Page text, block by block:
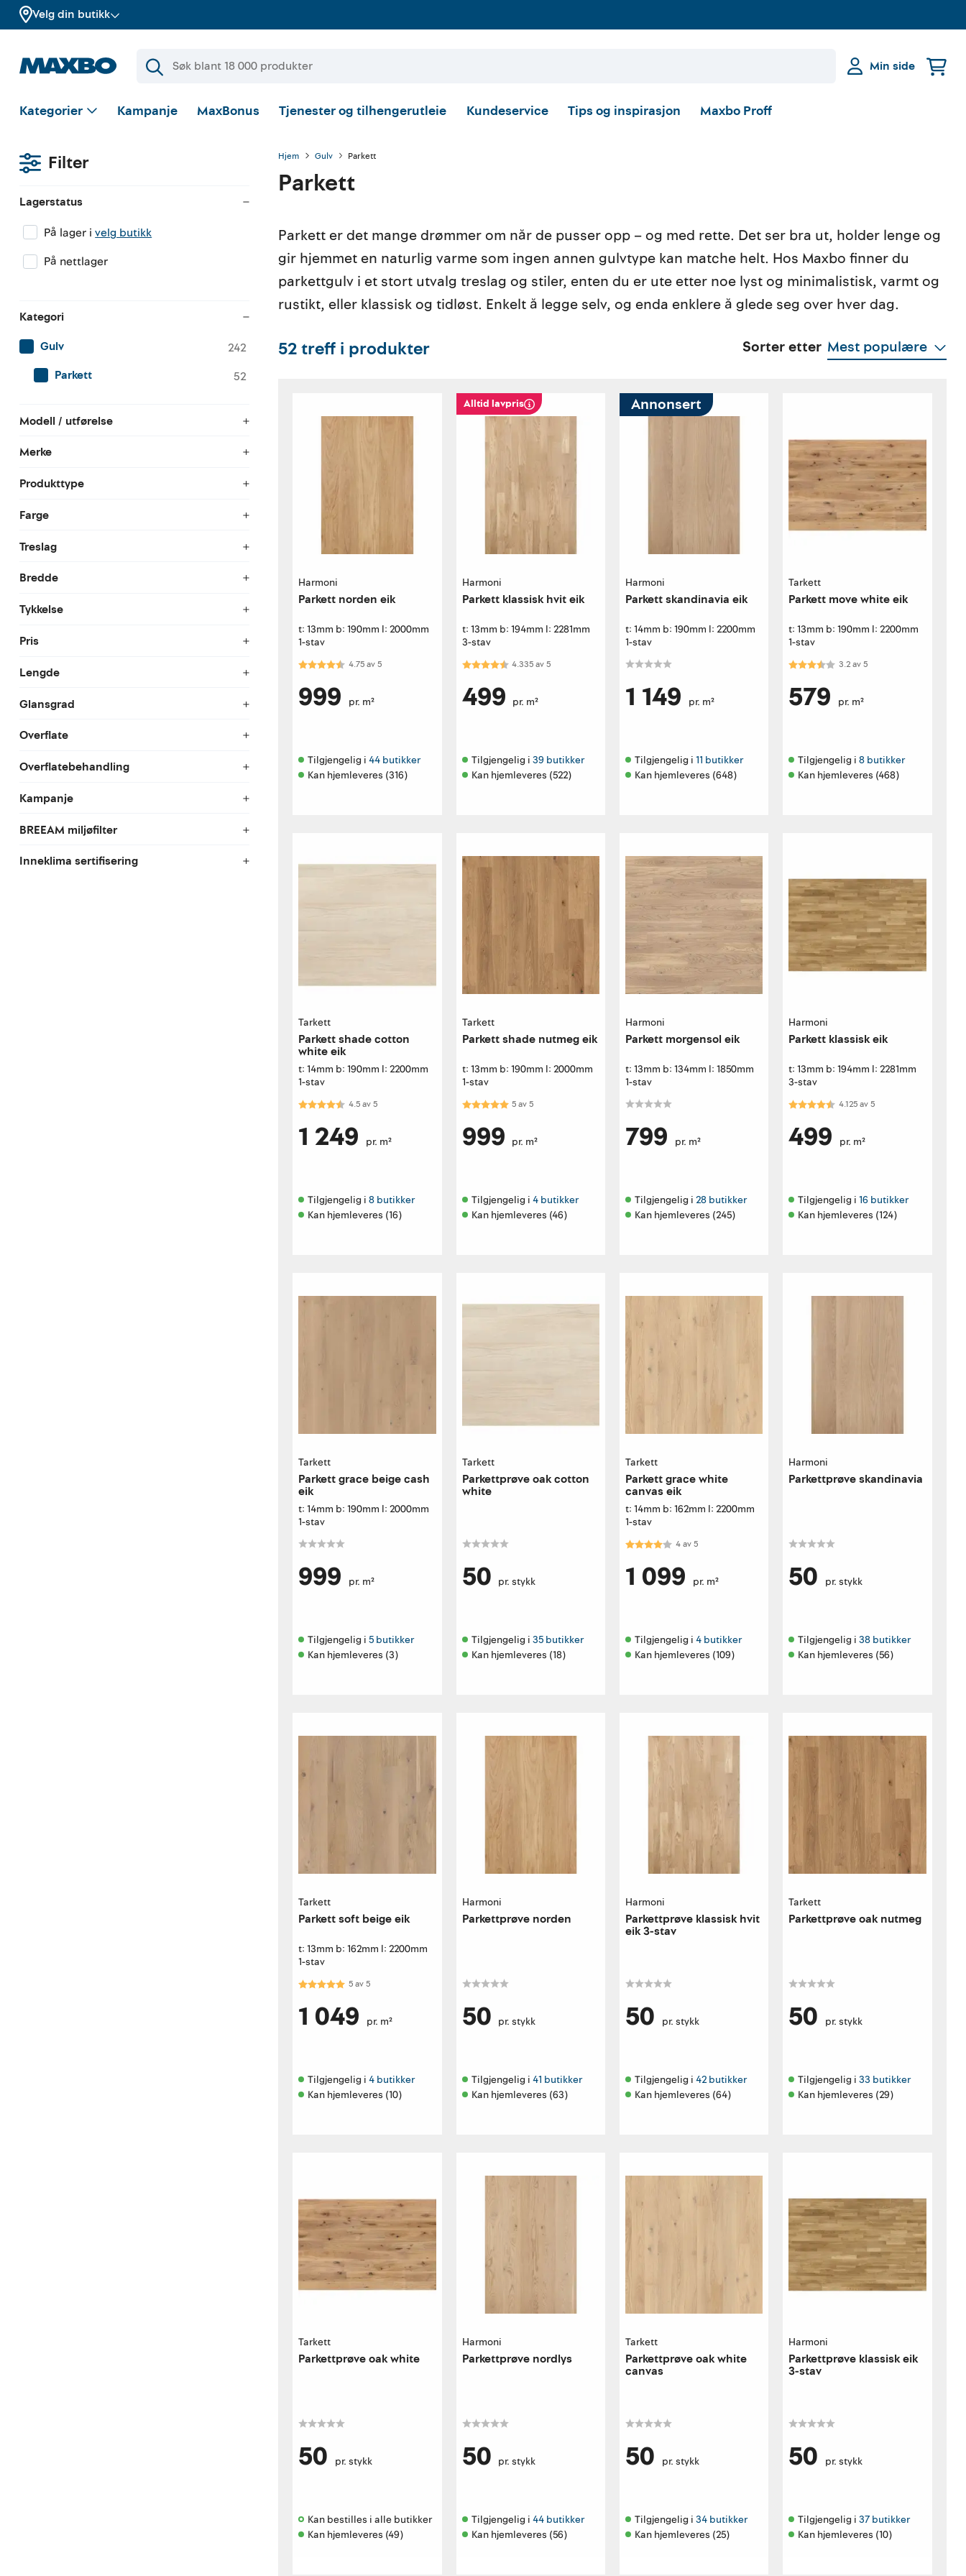
Velg din butikk
Min side
Kategorier Kampanje MaxBonus Tjenester og tilhengerutleie Kundeservice Tips og inspirasjon Maxbo Proff
Filter
Lagerstatus
På lager ivelg butikk
På nettlager
Kategori
Gulv
242
Parkett
52
Modell / utførelse
Merke
Produkttype
Farge
Treslag
Bredde
Tykkelse
Pris
Lengde
Glansgrad
Overflate
Overflatebehandling
Kampanje
BREEAM miljøfilter
Inneklima sertifisering
Hjem Gulv Parkett
Parkett
Parkett er det mange drømmer om når de pusser opp – og med rette. Det ser bra ut, holder lenge og
gir hjemmet en naturlig varme som ingen annen gulvtype kan matche helt. Hos Maxbo finner du
parkettgulv i et stort utvalg treslag og stiler, enten du er ute etter noe lyst og minimalistisk, varmt og
rustikt, eller klassisk og tidløst. Enkelt å legge selv, og enda enklere å glede seg over hver dag.
52treff i produkter Sorter etter Mest populære
Harmoni
Parkett norden eik
t: 13mm b: 190mm l: 2000mm
1-stav
Karakter:4.8 av 5 mulige
4.75av5
999 pr. m²
Tilgjengelig i 44 butikker
Kan hjemleveres (316)
Alltid lavpris
Harmoni
Parkett klassisk hvit eik
t: 13mm b: 194mm l: 2281mm
3-stav
Karakter:4.3 av 5 mulige
4.335av5
499 pr. m²
Tilgjengelig i 39 butikker
Kan hjemleveres (522)
Annonsert
Harmoni
Parkett skandinavia eik
t: 14mm b: 190mm l: 2200mm
1-stav
1 149 pr. m²
Tilgjengelig i 11 butikker
Kan hjemleveres (648)
Tarkett
Parkett move white eik
t: 13mm b: 190mm l: 2200mm
1-stav
Karakter:3.2 av 5 mulige
3.2av5
579 pr. m²
Tilgjengelig i 8 butikker
Kan hjemleveres (468)
Tarkett
Parkett shade cotton
white eik
t: 14mm b: 190mm l: 2200mm
1-stav
Karakter:4.5 av 5 mulige
4.5av5
1 249 pr. m²
Tilgjengelig i 8 butikker
Kan hjemleveres (16)
Tarkett
Parkett shade nutmeg eik
t: 13mm b: 190mm l: 2000mm
1-stav
Karakter:5.0 av 5 mulige
5av5
999 pr. m²
Tilgjengelig i 4 butikker
Kan hjemleveres (46)
Harmoni
Parkett morgensol eik
t: 13mm b: 134mm l: 1850mm
1-stav
799 pr. m²
Tilgjengelig i 28 butikker
Kan hjemleveres (245)
Harmoni
Parkett klassisk eik
t: 13mm b: 194mm l: 2281mm
3-stav
Karakter:4.1 av 5 mulige
4.125av5
499 pr. m²
Tilgjengelig i 16 butikker
Kan hjemleveres (124)
Tarkett
Parkett grace beige cash
eik
t: 14mm b: 190mm l: 2000mm
1-stav
999 pr. m²
Tilgjengelig i 5 butikker
Kan hjemleveres (3)
Tarkett
Parkettprøve oak cotton
white
50 pr. stykk
Tilgjengelig i 35 butikker
Kan hjemleveres (18)
Tarkett
Parkett grace white
canvas eik
t: 14mm b: 162mm l: 2200mm
1-stav
Karakter:4.0 av 5 mulige
4av5
1 099 pr. m²
Tilgjengelig i 4 butikker
Kan hjemleveres (109)
Harmoni
Parkettprøve skandinavia
50 pr. stykk
Tilgjengelig i 38 butikker
Kan hjemleveres (56)
Tarkett
Parkett soft beige eik
t: 13mm b: 162mm l: 2200mm
1-stav
Karakter:5.0 av 5 mulige
5av5
1 049 pr. m²
Tilgjengelig i 4 butikker
Kan hjemleveres (10)
Harmoni
Parkettprøve norden
50 pr. stykk
Tilgjengelig i 41 butikker
Kan hjemleveres (63)
Harmoni
Parkettprøve klassisk hvit
eik 3-stav
50 pr. stykk
Tilgjengelig i 42 butikker
Kan hjemleveres (64)
Tarkett
Parkettprøve oak nutmeg
50 pr. stykk
Tilgjengelig i 33 butikker
Kan hjemleveres (29)
Tarkett
Parkettprøve oak white
50 pr. stykk
Kan bestilles i alle butikker
Kan hjemleveres (49)
Harmoni
Parkettprøve nordlys
50 pr. stykk
Tilgjengelig i 44 butikker
Kan hjemleveres (56)
Tarkett
Parkettprøve oak white
canvas
50 pr. stykk
Tilgjengelig i 34 butikker
Kan hjemleveres (25)
Harmoni
Parkettprøve klassisk eik
3-stav
50 pr. stykk
Tilgjengelig i 37 butikker
Kan hjemleveres (10)